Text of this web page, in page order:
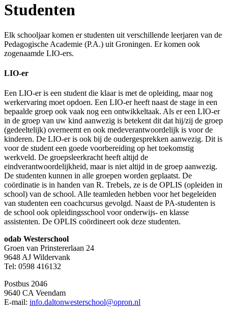
Studenten
Elk schooljaar komen er studenten uit verschillende leerjaren van de
Pedagogische Academie (P.A.) uit Groningen. Er komen ook
zogenaamde LIO-ers.
LIO-er
Een LIO-er is een student die klaar is met de opleiding, maar nog
werkervaring moet opdoen. Een LIO-er heeft naast de stage in een
bepaalde groep ook vaak nog een ontwikkeltaak. Als er een LIO-er
in de groep van uw kind aanwezig is betekent dit dat hij/zij de groep
(gedeeltelijk) overneemt en ook medeverantwoordelijk is voor de
kinderen. De LIO-er is ook bij de oudergesprekken aanwezig. Dit is
voor de student een goede voorbereiding op het toekomstig
werkveld. De groepsleerkracht heeft altijd de
eindverantwoordelijkheid, maar is niet altijd in de groep aanwezig.
De studenten kunnen in alle groepen worden geplaatst. De
coördinatie is in handen van R. Trebels, ze is de OPLIS (opleiden in
school) van de school. Alle teamleden hebben voor het begeleiden
van studenten een coachcursus gevolgd. Naast de PA-studenten is
de school ook opleidingsschool voor onderwijs- en klasse
assistenten. De OPLIS coördineert ook deze studenten.
odab Westerschool
Groen van Prinstererlaan 24
9648 AJ Wildervank
Tel: 0598 416132
Postbus 2046
9640 CA Veendam
E-mail: info.daltonwesterschool@opron.nl